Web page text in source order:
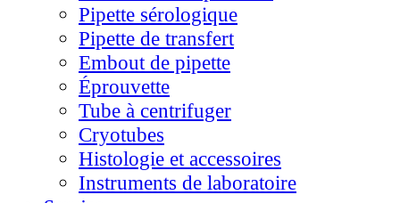
Pipette sérologique
Pipette de transfert
Embout de pipette
Éprouvette
Tube à centrifuger
Cryotubes
Histologie et accessoires
Instruments de laboratoire